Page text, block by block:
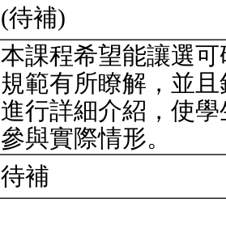
(待補)
本課程希望能讓選
規範有所瞭解，並
進行詳細介紹，使
參與實際情形。
待補